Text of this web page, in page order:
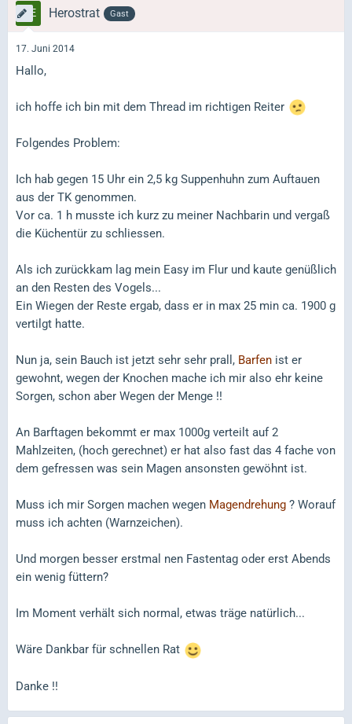
Herostrat Gast
17. Juni 2014
Hallo,
ich hoffe ich bin mit dem Thread im richtigen Reiter
Folgendes Problem:
Ich hab gegen 15 Uhr ein 2,5 kg Suppenhuhn zum Auftauen
aus der TK genommen.
Vor ca. 1 h musste ich kurz zu meiner Nachbarin und vergaß
die Küchentür zu schliessen.
Als ich zurückkam lag mein Easy im Flur und kaute genüßlich
an den Resten des Vogels...
Ein Wiegen der Reste ergab, dass er in max 25 min ca. 1900 g
vertilgt hatte.
Nun ja, sein Bauch ist jetzt sehr sehr prall, Barfen ist er
gewohnt, wegen der Knochen mache ich mir also ehr keine
Sorgen, schon aber Wegen der Menge !!
An Barftagen bekommt er max 1000g verteilt auf 2
Mahlzeiten, (hoch gerechnet) er hat also fast das 4 fache von
dem gefressen was sein Magen ansonsten gewöhnt ist.
Muss ich mir Sorgen machen wegen Magendrehung ? Worauf
muss ich achten (Warnzeichen).
Und morgen besser erstmal nen Fastentag oder erst Abends
ein wenig füttern?
Im Moment verhält sich normal, etwas träge natürlich...
Wäre Dankbar für schnellen Rat
Danke !!